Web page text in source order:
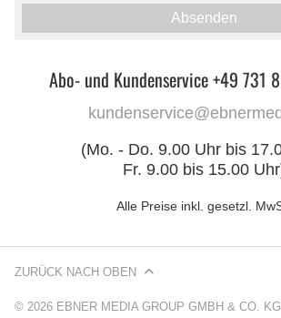
Absenden
Abo- und Kundenservice +49 731
(Mo. - Do. 9.00 Uhr bis
Fr. 9.00 bis 15.00
Alle Preise inkl. gesetzl.
© 2026 EBNER MEDIA GROUP GMBH & CO. KG
ZURÜCK NACH OBEN